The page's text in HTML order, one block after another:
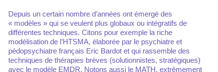
Depuis un certain nombre d’années ont émergé des
« modèles » qui se veulent plus globaux ou intégratifs de
différentes techniques. Citons pour exemple la riche
modélisation de l’HTSMA, élaborée par le psychiatre et
pédopsychiatre français Eric Bardot et qui rassemble des
techniques de thérapies brèves (solutionnistes, stratégiques)
avec le modèle EMDR. Notons aussi le MATH, extrêmement